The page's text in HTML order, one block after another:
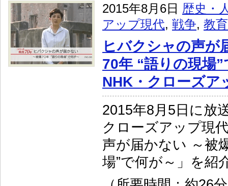
2015年8月6日 歴史・
アップ現代, 戦争, 教
ヒバクシャの声が
70年 “語りの現場
NHK・クローズア
2015年8月5日に放
クローズアップ現
声が届かない ～被
場”で何が～」を紹